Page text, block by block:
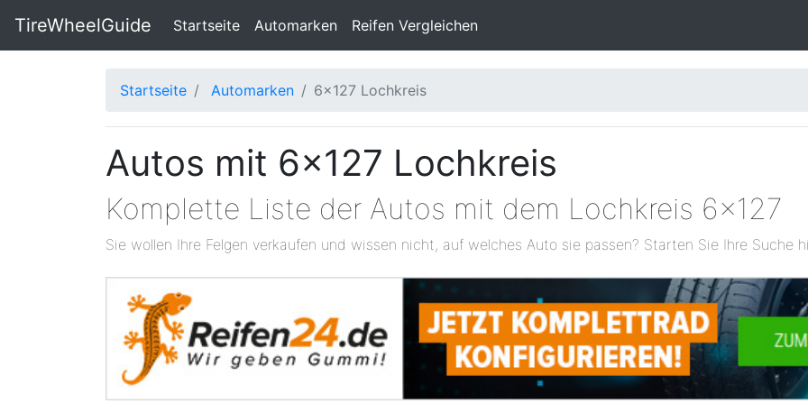
TireWheelGuide Startseite(current)
Automarken Reifen Vergleichen
Startseite Automarken 6x127 Lochkreis
Autos mit 6x127 Lochkreis
Komplette Liste der Autos mit dem Lochkreis 6x127
Sie wollen Ihre Felgen verkaufen und wissen nicht, auf welches Auto sie passen? Starten Sie Ihre Suche